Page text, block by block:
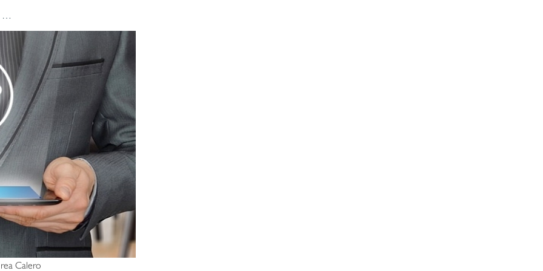
…
Calero